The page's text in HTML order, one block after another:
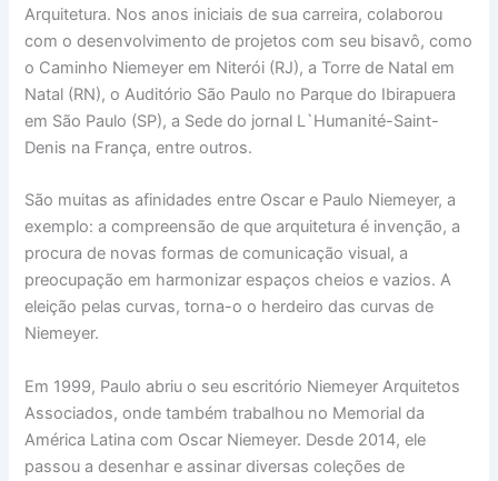
Arquitetura. Nos anos iniciais de sua carreira, colaborou
com o desenvolvimento de projetos com seu bisavô, como
o Caminho Niemeyer em Niterói (RJ), a Torre de Natal em
Natal (RN), o Auditório São Paulo no Parque do Ibirapuera
em São Paulo (SP), a Sede do jornal L`Humanité-Saint-
Denis na França, entre outros.
São muitas as afinidades entre Oscar e Paulo Niemeyer, a
exemplo: a compreensão de que arquitetura é invenção, a
procura de novas formas de comunicação visual, a
preocupação em harmonizar espaços cheios e vazios. A
eleição pelas curvas, torna-o o herdeiro das curvas de
Niemeyer.
Em 1999, Paulo abriu o seu escritório Niemeyer Arquitetos
Associados, onde também trabalhou no Memorial da
América Latina com Oscar Niemeyer. Desde 2014, ele
passou a desenhar e assinar diversas coleções de